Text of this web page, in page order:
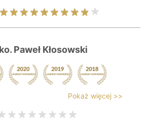
Paweł Kłosowski
Pokaż więcej >>